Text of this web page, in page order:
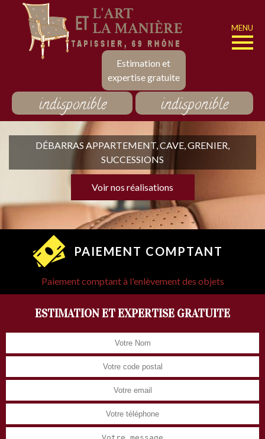
Estimation et
expertise gratuite
MENU
indisponible indisponible
DÉBARRAS APPARTEMENT, CAVE, GRENIER,
SUCCESSIONS
Voir nos réalisations
PAIEMENT COMPTANT
Paiement comptant à l'enlèvement des objets
ESTIMATION ET EXPERTISE GRATUITE